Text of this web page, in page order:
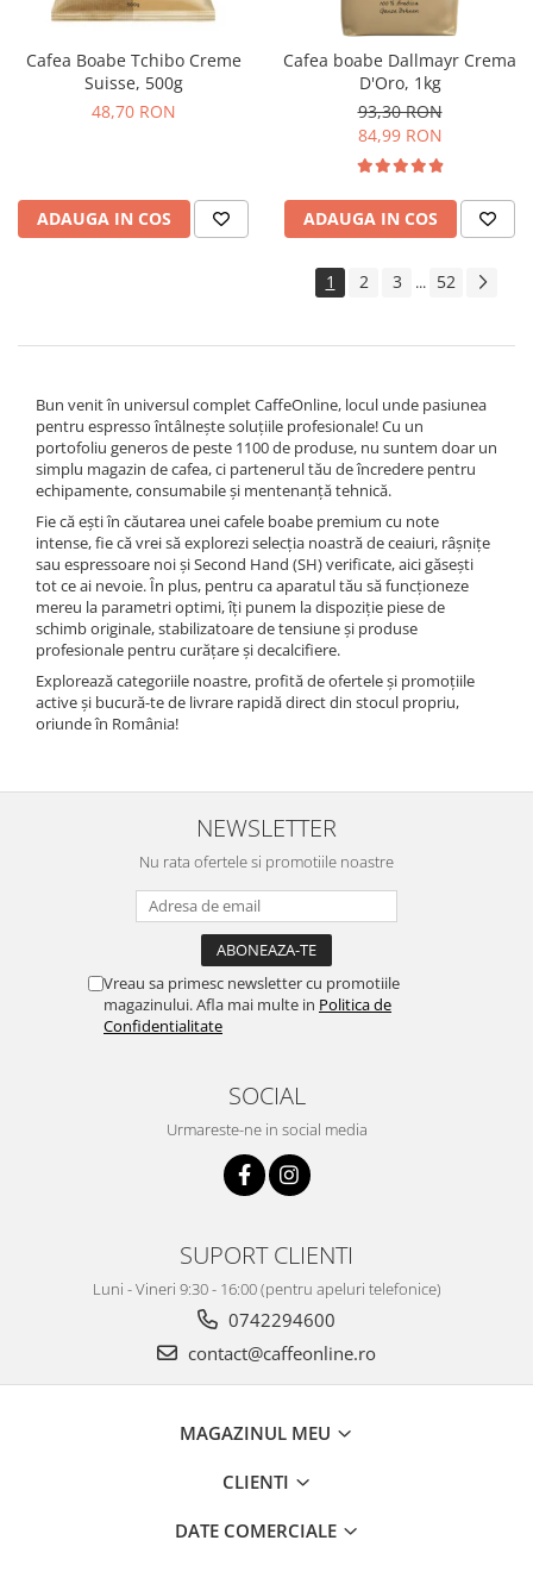
Cafea Boabe Tchibo Creme
Suisse, 500g
48,70 RON
ADAUGA IN COS
Cafea boabe Dallmayr Crema
D'Oro, 1kg
93,30 RON
84,99 RON
ADAUGA IN COS
1 2 3 ... 52
Bun venit în universul complet CaffeOnline, locul unde pasiunea
pentru espresso întâlnește soluțiile profesionale! Cu un
portofoliu generos de peste 1100 de produse, nu suntem doar un
simplu magazin de cafea, ci partenerul tău de încredere pentru
echipamente, consumabile și mentenanță tehnică.
Fie că ești în căutarea unei cafele boabe premium cu note
intense, fie că vrei să explorezi selecția noastră de ceaiuri, râșnițe
sau espressoare noi și Second Hand (SH) verificate, aici găsești
tot ce ai nevoie. În plus, pentru ca aparatul tău să funcționeze
mereu la parametri optimi, îți punem la dispoziție piese de
schimb originale, stabilizatoare de tensiune și produse
profesionale pentru curățare și decalcifiere.
Explorează categoriile noastre, profită de ofertele și promoțiile
active și bucură-te de livrare rapidă direct din stocul propriu,
oriunde în România!
NEWSLETTER
Nu rata ofertele si promotiile noastre
Vreau sa primesc newsletter cu promotiile
magazinului. Afla mai multe in Politica de
Confidentialitate
SOCIAL
Urmareste-ne in social media
SUPORT CLIENTI
Luni - Vineri 9:30 - 16:00 (pentru apeluri telefonice)
0742294600
contact@caffeonline.ro
MAGAZINUL MEU
CLIENTI
DATE COMERCIALE